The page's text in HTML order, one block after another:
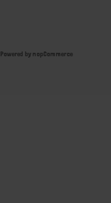
Powered by nopCommerce